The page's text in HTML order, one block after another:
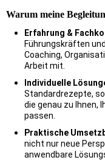
Warum meine
Erfahrung &
Führungskräften
Coaching,
Arbeit mit.
Individuelle
Standardrezepte,
die genau zu Ihnen,
passen.
Praktische
nicht nur neue
anwendbare